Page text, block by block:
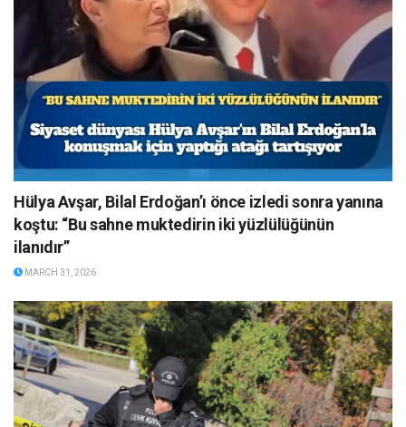
Hülya Avşar, Bilal Erdoğan’ı önce izledi sonra yanına
koştu: “Bu sahne muktedirin iki yüzlülüğünün
ilanıdır”
MARCH 31, 2026